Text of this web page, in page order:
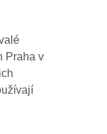
15:25
15:15
15:05
14:55
Praha v